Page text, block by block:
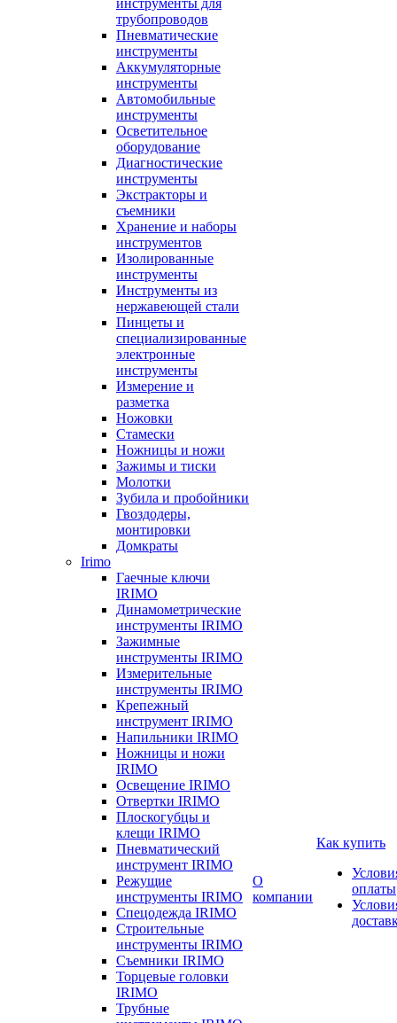
инструменты для
трубопроводов
Пневматические
инструменты
Аккумуляторные
инструменты
Автомобильные
инструменты
Осветительное
оборудование
Диагностические
инструменты
Экстракторы и
съемники
Хранение и наборы
инструментов
Изолированные
инструменты
Инструменты из
нержавеющей стали
Пинцеты и
специализированные
электронные
инструменты
Измерение и
разметка
Ножовки
Стамески
Ножницы и ножи
Зажимы и тиски
Молотки
Зубила и пробойники
Гвоздодеры,
монтировки
Домкраты
Irimo
Гаечные ключи
IRIMO
Динамометрические
инструменты IRIMO
Зажимные
инструменты IRIMO
Измерительные
инструменты IRIMO
Крепежный
инструмент IRIMO
Напильники IRIMO
Ножницы и ножи
IRIMO
Освещение IRIMO
Отвертки IRIMO
Плоскогубцы и
клещи IRIMO
Пневматический
инструмент IRIMO
Режущие
инструменты IRIMO
Спецодежда IRIMO
Строительные
инструменты IRIMO
Съемники IRIMO
Торцевые головки
IRIMO
Трубные
О
компании
Как купить
оплаты